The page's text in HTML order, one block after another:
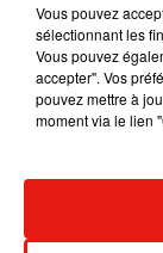
Vous pouvez
sélectionnant les
Vous pouvez
accepter". Vos
pouvez mettre à
moment via le lien